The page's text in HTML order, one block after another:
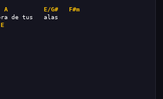
A E/G#
F#m
de tus   alas
E